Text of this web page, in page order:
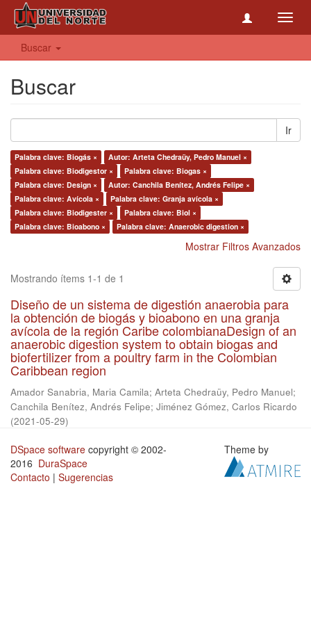
Buscar
Buscar
Ir
Palabra clave: Biogás ×
Autor: Arteta Chedraüy, Pedro Manuel ×
Palabra clave: Biodigestor ×
Palabra clave: Biogas ×
Palabra clave: Design ×
Autor: Canchila Benítez, Andrés Felipe ×
Palabra clave: Avícola ×
Palabra clave: Granja avícola ×
Palabra clave: Biodigester ×
Palabra clave: Biol ×
Palabra clave: Bioabono ×
Palabra clave: Anaerobic digestion ×
Mostrar Filtros Avanzados
Mostrando ítems 1-1 de 1
Diseño de un sistema de digestión anaerobia para
la obtención de biogás y bioabono en una granja
avícola de la región Caribe colombianaDesign of an
anaerobic digestion system to obtain biogas and
biofertilizer from a poultry farm in the Colombian
Caribbean region
Amador Sanabria, Maria Camila; Arteta Chedraüy, Pedro Manuel;
Canchila Benítez, Andrés Felipe; Jiménez Gómez, Carlos Ricardo
(2021-05-29)
DSpace software copyright © 2002-
2016 DuraSpace
Contacto | Sugerencias
Theme by